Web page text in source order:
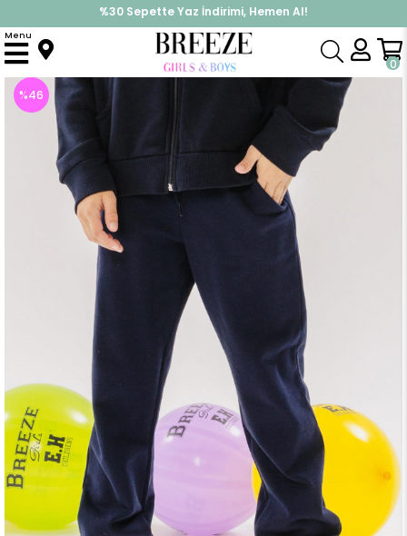
%30 Sepette Yaz İndirimi, Hemen Al!
İndirimlere ek %10 İndirimi Kap, Hemen Üye Ol!
0
Menu
Anasayfa Alt Giyim Eşofman Altı Erkek Çocuk Eşofman Altı Paçası Lastikli Bağcık Aksesuarlı Lacivert (13 Yaş)
%46